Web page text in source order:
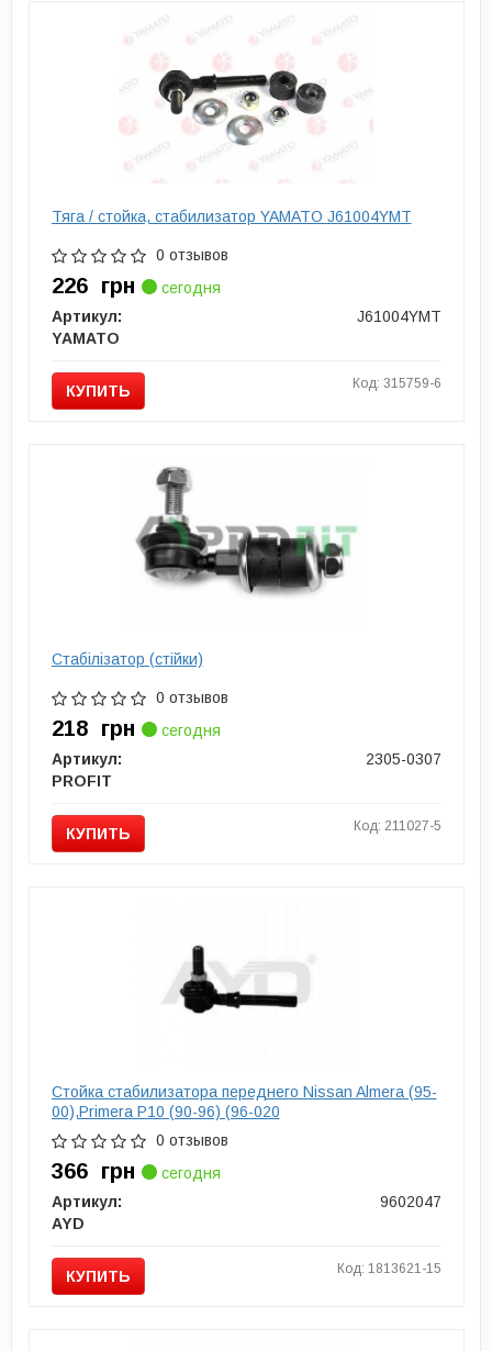
Тяга / стойка, стабилизатор YAMATO J61004YMT
0 отзывов
226 грн
сегодня
Артикул:
J61004YMT
YAMATO
КУПИТЬ Код: 315759-6
Стабілізатор (стійки)
0 отзывов
218 грн
сегодня
Артикул:
2305-0307
PROFIT
КУПИТЬ Код: 211027-5
Стойка стабилизатора переднего Nissan Almera (95-
00),Primera P10 (90-96) (96-020
0 отзывов
366 грн
сегодня
Артикул:
9602047
AYD
КУПИТЬ Код: 1813621-15